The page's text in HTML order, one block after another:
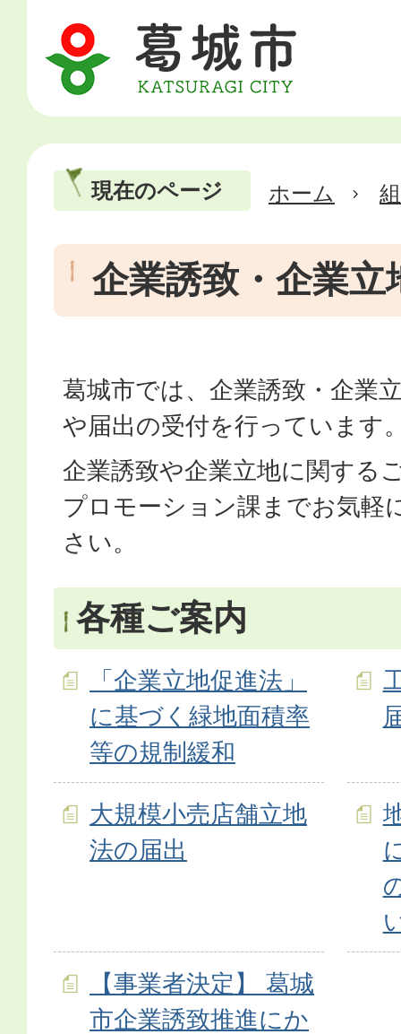
現在のページ ホーム
企業誘致・企業立
葛城市では、企業誘致・企業
や届出の受付を行っています
企業誘致や企業立地に関する
プロモーション課までお気軽
さい。
各種ご案内
「企業立地促進法」
に基づく緑地面積率
等の規制緩和
大規模小売店舗立地
法の届出
【事業者決定】 葛城
市企業誘致推進にか